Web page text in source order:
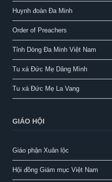
Huynh đoàn Đa Minh
Order of Preachers
Tỉnh Dòng Đa Minh Việt Nam
Tu xá Đức Mẹ Dâng Mình
Tu xá Đức Mẹ La Vang
GIÁO HỘI
Giáo phận Xuân lộc
Hội đồng Giám mục Việt Nam